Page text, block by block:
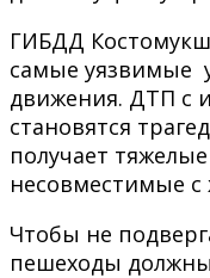
ГИБДД
самые уязвимые
движения. ДТП с
становятся
получает
несовместимые
Чтобы не
пешеходы